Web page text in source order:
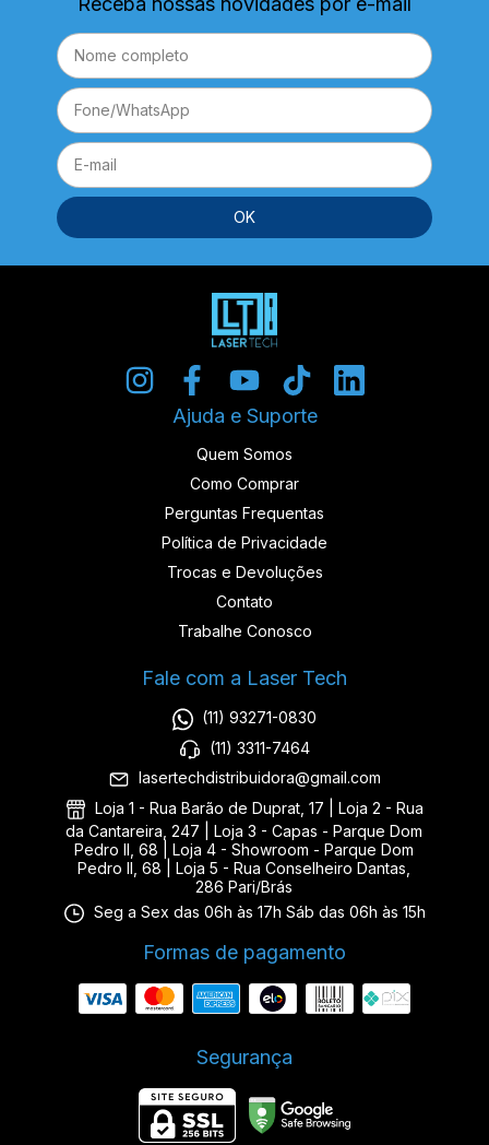
Ajuda e Suporte
Quem Somos
Como Comprar
Perguntas Frequentas
Política de Privacidade
Trocas e Devoluções
Contato
Trabalhe Conosco
Fale com a Laser Tech
(11) 93271-0830
(11) 3311-7464
lasertechdistribuidora@gmail.com
Loja 1 - Rua Barão de Duprat, 17 | Loja 2 - Rua
da Cantareira, 247 | Loja 3 - Capas - Parque Dom
Pedro II, 68 | Loja 4 - Showroom - Parque Dom
Pedro II, 68 | Loja 5 - Rua Conselheiro Dantas,
286 Pari/Brás
Seg a Sex das 06h às 17h Sáb das 06h às 15h
Formas de pagamento
Segurança